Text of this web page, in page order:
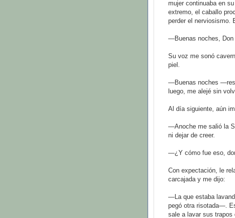
mujer continuaba en
extremo, el caballo
perder el nerviosismo.
—Buenas noches, Don
Su voz me sonó
piel.
—Buenas noches
luego, me alejé sin
Al día siguiente, aún
—Anoche me salió la
ni dejar de creer.
—¿Y cómo fue eso,
Con expectación, le
carcajada y me dijo:
—La que estaba
pegó otra risotada—.
sale a lavar sus trapos